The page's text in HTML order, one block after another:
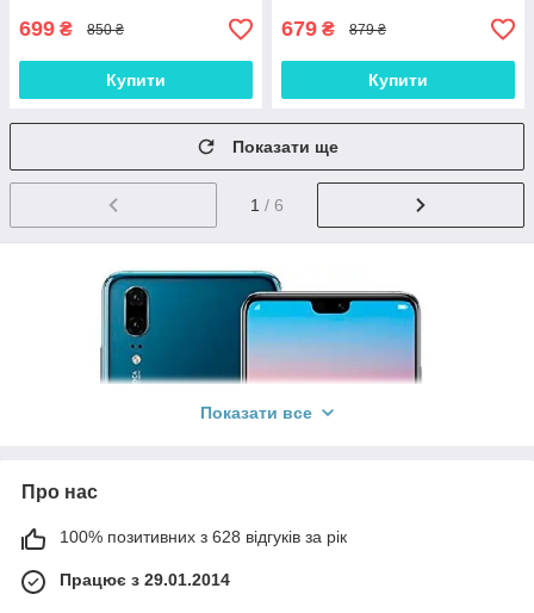
699 ₴ 850 ₴
Купити
679 ₴ 879 ₴
Купити
Показати ще
1 / 6
Показати все
Про нас
100% позитивних з 628 відгуків за рік
Працює з 29.01.2014